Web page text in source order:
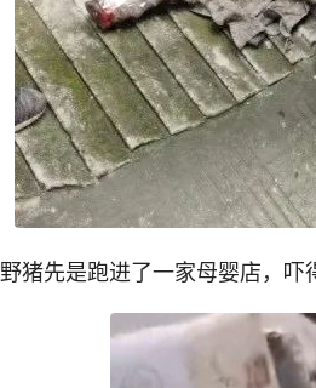
野猪先是跑进了一家母婴店，吓